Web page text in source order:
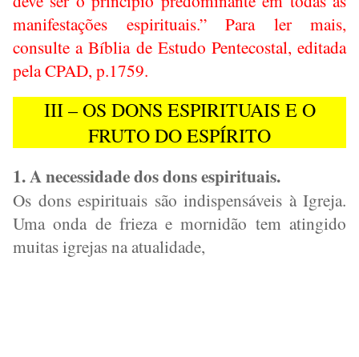
manifestações espirituais.” Para ler mais,
consulte a Bíblia de Estudo Pentecostal, editada
pela CPAD, p.1759.
III – OS DONS ESPIRITUAIS E O
FRUTO DO ESPÍRITO
1. A necessidade dos dons espirituais.
Os dons espirituais são indispensáveis à Igreja.
Uma onda de frieza e mornidão tem atingido
muitas igrejas na atualidade,